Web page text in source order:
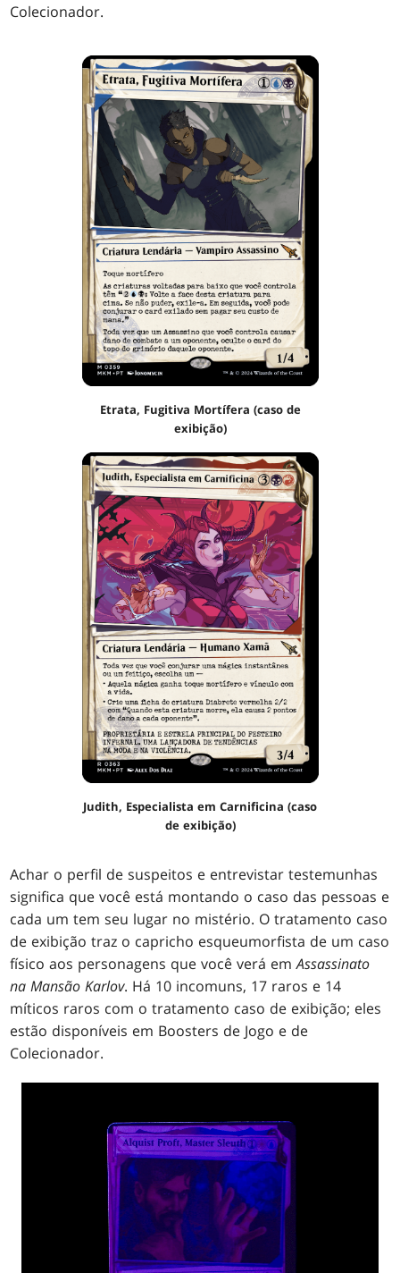
Colecionador.
Etrata, Fugitiva Mortífera (caso de
exibição)
Judith, Especialista em Carnificina (caso
de exibição)
Achar o perfil de suspeitos e entrevistar testemunhas
significa que você está montando o caso das pessoas e
cada um tem seu lugar no mistério. O tratamento caso
de exibição traz o capricho esqueumorfista de um caso
físico aos personagens que você verá emAssassinato
na Mansão Karlov. Há 10 incomuns, 17 raros e 14
míticos raros com o tratamento caso de exibição; eles
estão disponíveis em Boosters de Jogo e de
Colecionador.